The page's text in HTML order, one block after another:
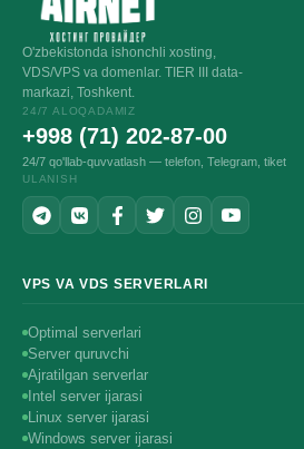
O'zbekistonda ishonchli xosting,
VDS/VPS va domenlar. TIER III data-
markazi, Toshkent.
24/7 ALOQADAMIZ
+998 (71) 202-87-00
24/7 qo'llab-quvvatlash — telefon, Telegram, tiket
ULANISH
VPS VA VDS SERVERLARI
Optimal serverlari
Server quruvchi
Ajratilgan serverlar
Intel server ijarasi
Linux server ijarasi
Windows server ijarasi